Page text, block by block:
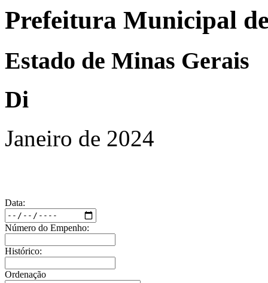
Prefeitura Municipal
Estado de Minas Gerais
Di
Janeiro de 2024
Data:
Número do Empenho:
Histórico:
Ordenação